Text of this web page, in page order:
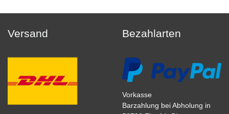
Versand Bezahlarten
Vorkasse
Barzahlung bei Abholung in